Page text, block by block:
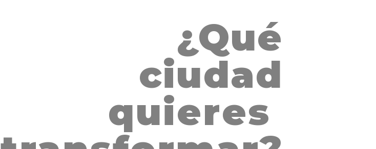
EL ABRAZO, SAN SALVADOR, EL¿Qué
ciudad
quieres